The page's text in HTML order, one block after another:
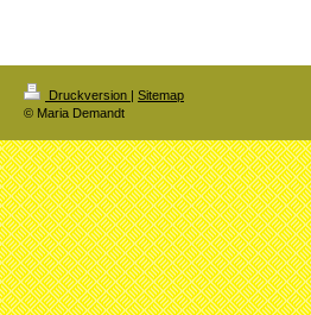
Druckversion | Sitemap
© Maria Demandt